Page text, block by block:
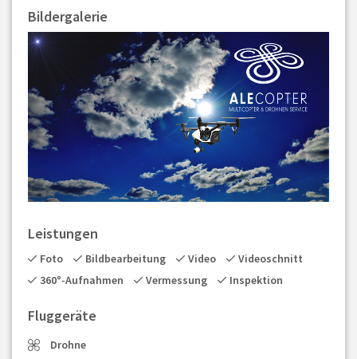
Bildergalerie
Leistungen
Foto Bildbearbeitung Video
Videoschnitt
360°-Aufnahmen
Vermessung Inspektion
Fluggeräte
Drohne